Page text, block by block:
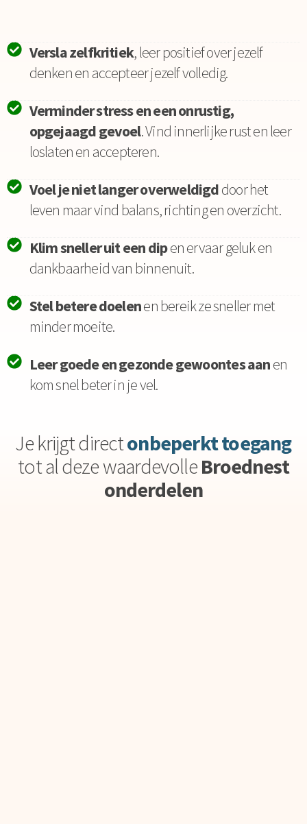
Versla zelfkritiek, leer positief over jezelf
denken en accepteer jezelf volledig.
Verminder stress en een onrustig,
opgejaagd gevoel. Vind innerlijke rust en leer
loslaten en accepteren.
Voel je niet langer overweldigddoor het
leven maar vind balans, richting en overzicht.
Klim sneller uit een dipen ervaar geluk en
dankbaarheid van binnenuit.
Stel betere doelenen bereik ze sneller met
minder moeite.
Leer goede en gezonde gewoontes aanen
kom snel beter in je vel.
Je krijgt directonbeperkt toegang
tot al deze waardevolleBroednest
onderdelen